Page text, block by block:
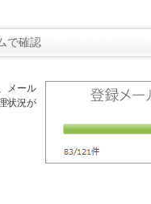
で確認
メール
状況が